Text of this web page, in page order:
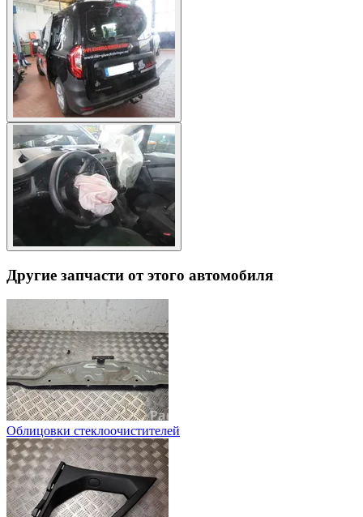
Другие запчасти от этого автомобиля
Oблицовки стеклоочистителей